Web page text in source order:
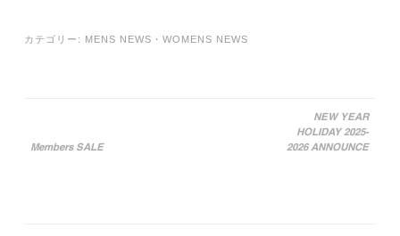
カテゴリー: MENS NEWS ・ WOMENS NEWS
投稿ナビゲーション
Members SALE
NEW YEAR
HOLIDAY 2025-
2026 ANNOUNCE